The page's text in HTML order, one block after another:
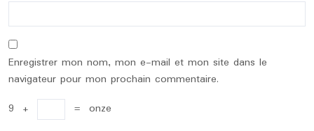
Enregistrer mon nom, mon e-mail et mon site dans le
navigateur pour mon prochain commentaire.
9 + = onze